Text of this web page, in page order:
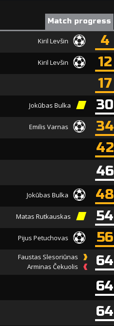
Match progress
Kiril Levšin 4
Kiril Levšin
12
17
Jokūbas Bulka 30
Emilis Varnas
34
42
46
Jokūbas Bulka 48
Matas Rutkauskas 54
Pijus Petuchovas 56
Faustas Slesoriūnas
Arminas Čekuolis
64
64
64